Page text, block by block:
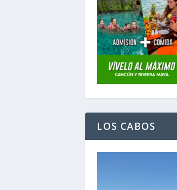
LOS CABOS